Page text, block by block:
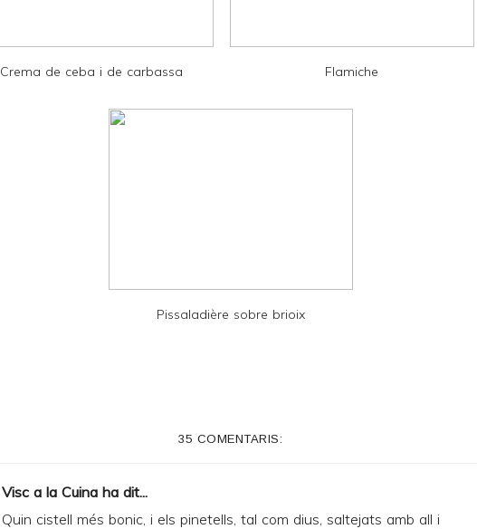
d
Crema de ceba i de carbassa Flamiche
Pissaladière sobre brioix
35 COMENTARIS:
Visc a la Cuina ha dit...
Quin cistell més bonic, i els pinetells, tal com dius, saltejats amb all i